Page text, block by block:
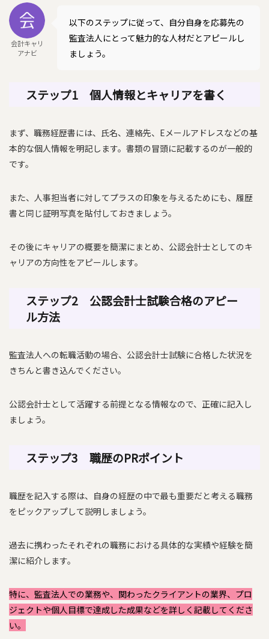
会計キャリ
アナビ
以下のステップに従って、自分自身を応募先の
監査法人にとって魅力的な人材だとアピールし
ましょう。
ステップ1 個人情報とキャリアを書く
まず、職務経歴書には、氏名、連絡先、Eメールアドレスなどの基
本的な個人情報を明記します。書類の冒頭に記載するのが一般的
です。
また、人事担当者に対してプラスの印象を与えるためにも、履歴
書と同じ証明写真を貼付しておきましょう。
その後にキャリアの概要を簡潔にまとめ、公認会計士としてのキ
ャリアの方向性をアピールします。
ステップ2 公認会計士試験合格のアピー
ル方法
監査法人への転職活動の場合、公認会計士試験に合格した状況を
きちんと書き込んでください。
公認会計士として活躍する前提となる情報なので、正確に記入し
ましょう。
ステップ3 職歴のPRポイント
職歴を記入する際は、自身の経歴の中で最も重要だと考える職務
をピックアップして説明しましょう。
過去に携わったそれぞれの職務における具体的な実績や経験を簡
潔に紹介します。
特に、監査法人での業務や、関わったクライアントの業界、プロ
ジェクトや個人目標で達成した成果などを詳しく記載してくださ
い。